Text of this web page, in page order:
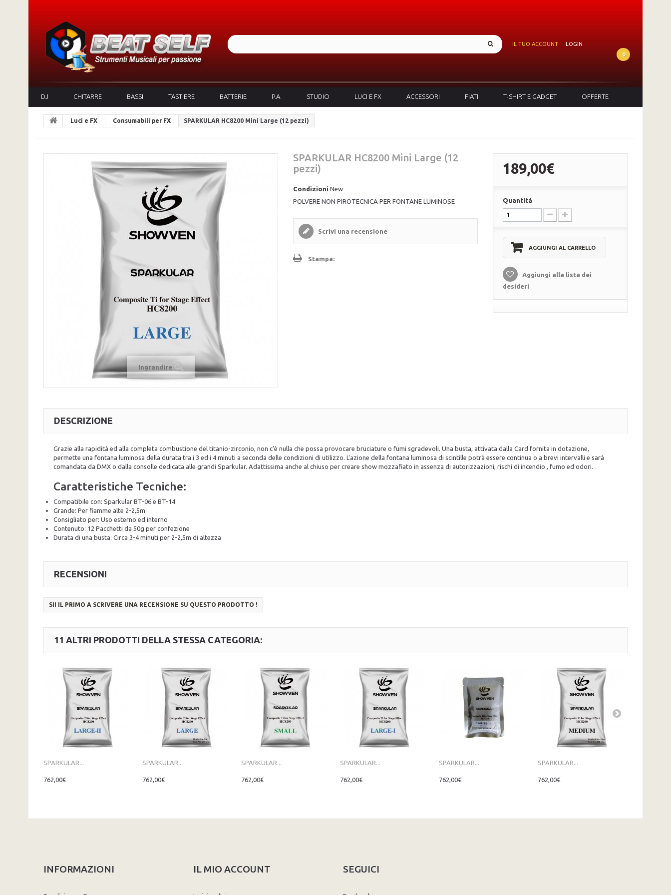
IL TUO ACCOUNT
LOGIN
0
DJ CHITARRE BASSI TASTIERE BATTERIE P.A. STUDIO LUCI E FX ACCESSORI FIATI T-SHIRT E GADGET OFFERTE
Luci e FX Consumabili per FX SPARKULAR HC8200 Mini Large (12 pezzi)
Ingrandire
SPARKULAR HC8200 Mini Large (12
pezzi)
Condizioni New
POLVERE NON PIROTECNICA PER FONTANE LUMINOSE
Scrivi una recensione
Stampa:
189,00€
Quantità
AGGIUNGI AL CARRELLO
Aggiungi alla lista dei
desideri
DESCRIZIONE
Grazie alla rapidità ed alla completa combustione del titanio-zirconio, non c'è nulla che possa provocare bruciature o fumi sgradevoli. Una busta, attivata dalla Card fornita in dotazione,
permette una fontana luminosa della durata tra i 3 ed i 4 minuti a seconda delle condizioni di utilizzo. L'azione della fontana luminosa di scintille potrà essere continua o a brevi intervalli e sarà
comandata da DMX o dalla consolle dedicata alle grandi Sparkular. Adattissima anche al chiuso per creare show mozzafiato in assenza di autorizzazioni, rischi di incendio , fumo ed odori.
Caratteristiche Tecniche:
Compatibile con: Sparkular BT-06 e BT-14
Grande: Per fiamme alte 2-2,5m
Consigliato per: Uso esterno ed interno
Contenuto: 12 Pacchetti da 50g per confezione
Durata di una busta: Circa 3-4 minuti per 2-2,5m di altezza
RECENSIONI
SII IL PRIMO A SCRIVERE UNA RECENSIONE SU QUESTO PRODOTTO !
11 ALTRI PRODOTTI DELLA STESSA CATEGORIA:
SPARKULAR...
762,00€
SPARKULAR...
762,00€
SPARKULAR...
762,00€
SPARKULAR...
762,00€
SPARKULAR...
762,00€
SPARKULAR...
762,00€
INFORMAZIONI IL MIO ACCOUNT SEGUICI